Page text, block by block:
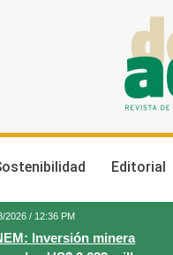
Editorial
2026 / 12:36 PM
Inversión minera